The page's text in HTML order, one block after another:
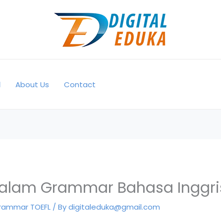
About Us Contact
Grammar Bahasa
TOEFL / Bydigitaleduka@gmail.com